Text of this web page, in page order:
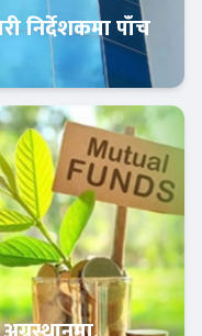
निर्देशकमा पाँच